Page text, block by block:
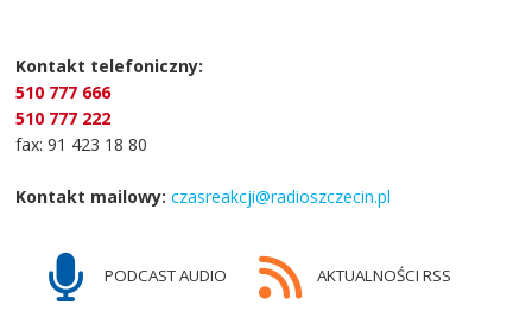
Kontakt telefoniczny:
510 777 666
510 777 222
fax: 91 423 18 80
Kontakt mailowy: czasreakcji@radioszczecin.pl
PODCAST AUDIO AKTUALNOŚCI RSS